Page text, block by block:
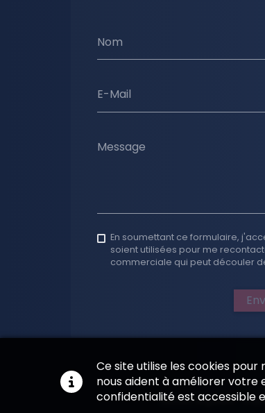
Nom
E-Mail
Message
En soumettant ce formulaire,
soient utilisées pour me
commerciale qui peut découler
Notes légales—
Ce site utilise les cookies
nous aident à améliorer
confidentialité est accessible